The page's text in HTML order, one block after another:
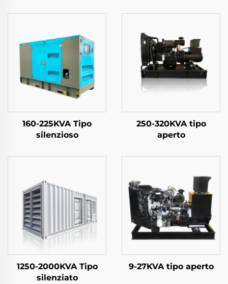
160-225KVA Tipo
silenzioso
250-320KVA tipo
aperto
1250-2000KVA Tipo
silenziato
9-27KVA tipo aperto